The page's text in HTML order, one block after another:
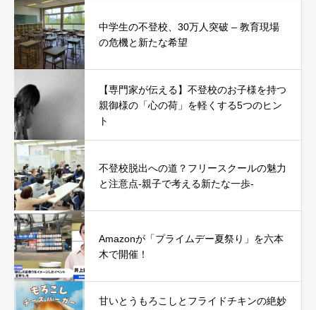
中学生の不登校、30万人突破 – 教育現場
の危機と新たな希望
【専門家が伝える】不登校のお子様を持つ
親御様の「心の荷」を軽くする5つのヒン
ト
不登校脱出への道？フリースクールの魅力
と注意点-親子で考える新たな一歩-
Amazonが「プライムデー夏祭り」を六本
木で開催！
甘いとうもろこしとフライドチキンの絶妙